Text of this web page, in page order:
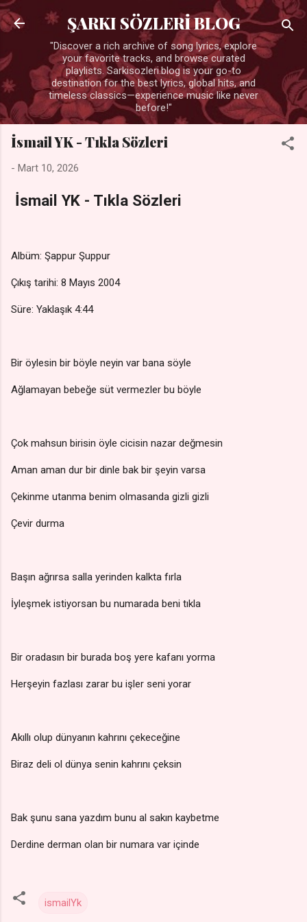
Ana içeriğe atla
ŞARKI SÖZLERİ BLOG
"Discover a rich archive of song lyrics, explore
your favorite tracks, and browse curated
playlists. Sarkisozleri.blog is your go-to
destination for the best lyrics, global hits, and
timeless classics—experience music like never
before!"
İsmail YK - Tıkla Sözleri
- Mart 10, 2026
İsmail YK - Tıkla Sözleri
Albüm: Şappur Şuppur
Çıkış tarihi: 8 Mayıs 2004
Süre: Yaklaşık 4:44
Bir öylesin bir böyle neyin var bana söyle
Ağlamayan bebeğe süt vermezler bu böyle
Çok mahsun birisin öyle cicisin nazar değmesin
Aman aman dur bir dinle bak bir şeyin varsa
Çekinme utanma benim olmasanda gizli gizli
Çevir durma
Başın ağrırsa salla yerinden kalkta fırla
İyleşmek istiyorsan bu numarada beni tıkla
Bir oradasın bir burada boş yere kafanı yorma
Herşeyin fazlası zarar bu işler seni yorar
Akıllı olup dünyanın kahrını çekeceğine
Biraz deli ol dünya senin kahrını çeksin
Bak şunu sana yazdım bunu al sakın kaybetme
Derdine derman olan bir numara var içinde
ismailYk